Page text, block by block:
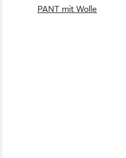
PANT mit Wolle